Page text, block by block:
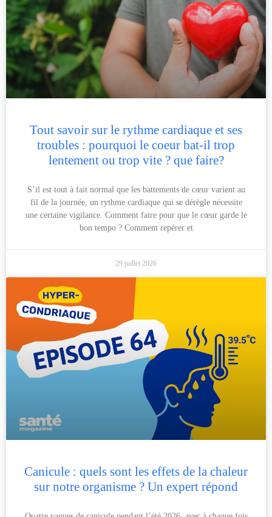
Tout savoir sur le rythme cardiaque et ses
troubles : pourquoi le coeur bat-il trop
lentement ou trop vite ? que faire?
S’il est tout à fait normal que les battements de cœur varient au
fil de la journée, un rythme cardiaque qui se dérègle nécessite
une certaine vigilance. Comment faire pour que le cœur garde le
bon tempo ? Comment repérer et
29 juillet 2026
Canicule : quels sont les effets de la chaleur
sur notre organisme ? Un expert répond